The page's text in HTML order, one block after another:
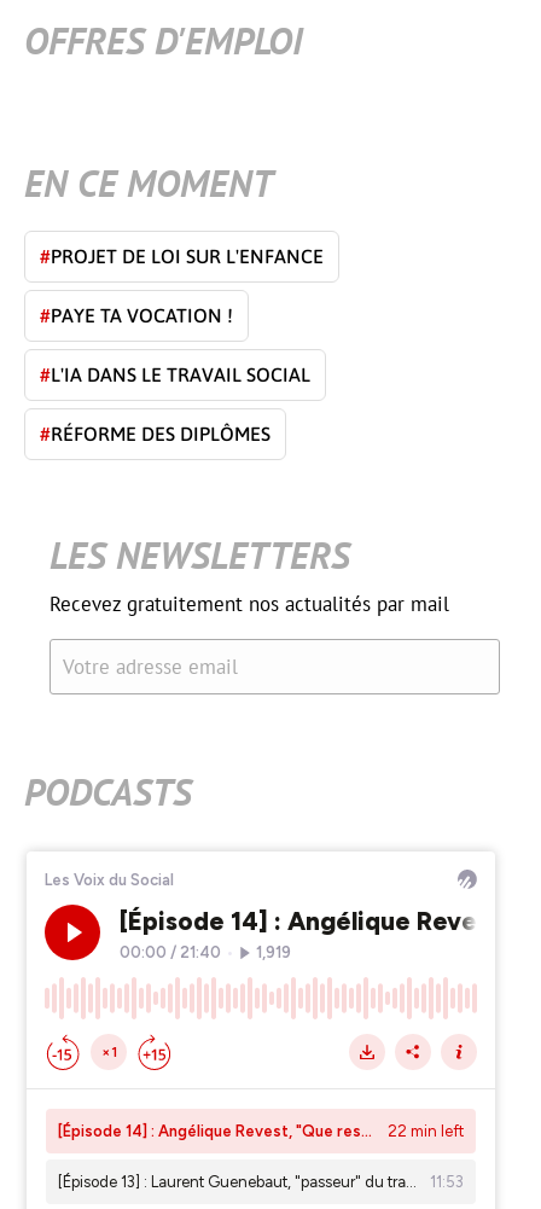
OFFRES D'EMPLOI
EN CE MOMENT
#PROJET DE LOI SUR L'ENFANCE
#PAYE TA VOCATION !
#L'IA DANS LE TRAVAIL SOCIAL
#RÉFORME DES DIPLÔMES
LES NEWSLETTERS
Recevez gratuitement nos actualités par mail
Votre adresse email
PODCASTS